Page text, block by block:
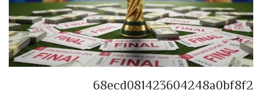
68ecd081423604248a0bf8f2